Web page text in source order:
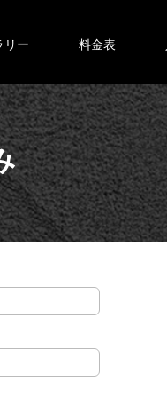
リー 料金表